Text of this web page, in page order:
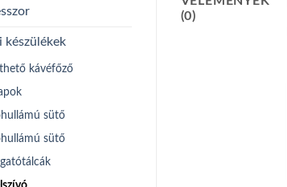
készülékek
kávéfőző
sütő
sütő
(0)